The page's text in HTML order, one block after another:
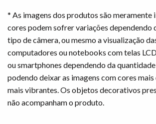
* As imagens dos produtos são meramente
cores podem sofrer variações dependendo
tipo de câmera, ou mesmo a visualização
computadores ou notebooks com telas
ou smartphones dependendo da
podendo deixar as imagens com cores mais
mais vibrantes. Os objetos decorativos
não acompanham o produto.